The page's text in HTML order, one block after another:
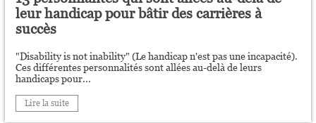
leur handicap pour bâtir des carrières à
succès
"Disability is not inability" (Le handicap n'est pas une incapacité).
Ces différentes personnalités sont allées au-delà de leurs
handicaps pour...
Lire la suite